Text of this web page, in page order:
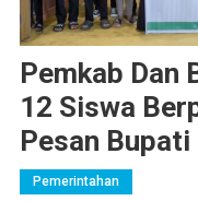
Pemkab Dan
12 Siswa
Pesan Bupati
Pemerintahan